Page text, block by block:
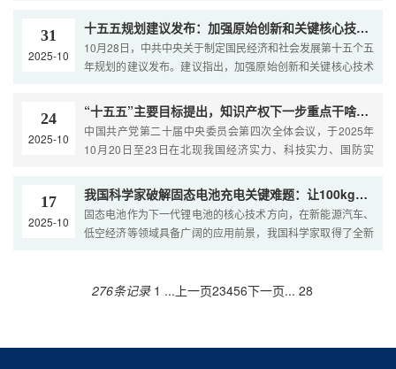
展局，省属各有关单位：为贯彻中共中央、国务院《知识产权
强国建设纲要（2021—2035年）》，落实《知识产权强省建
设纲要（2021—…
31
2025-10
十五五规划建议发布：加强原始创新和关键核心技术攻关
10月28日，中共中央关于制定国民经济和社会发展第十五个五
年规划的建议发布。建议指出，加强原始创新和关键核心技术
电路、工业母机、高端仪器、基础软件、先进材料、生物制造
等重点领域关键核心技术攻关取得决定性突破。建议还提…
24
2025-10
“十五五”主要目标提出，知识产权下一步重点干啥先知道！
中国共产党第二十届中央委员会第四次全体会议，于2025年
10月20日至23日在北现我国经济实力、科技实力、国防实
中等发达国家水平，人民生活更加幸福美好，基本实现社会主
义现代化。结合全会内容，知识产权在“十五五”中将会发挥如
下重要作用：“十五五”（2026-2030年）是我…
17
2025-10
我国科学家破解固态电池充电关键难题：让100kg电池续航突破1000km
固态电池作为下一代锂电池的核心技术方向，在新能源汽车、
低空经济等领域具备广阔的应用前景，我国科学家取得了全新
彻底打通固态电池的续航瓶颈。在电池工作时，碘离子像“交通
276条记录 1 ... 上一页23456下一页... 28